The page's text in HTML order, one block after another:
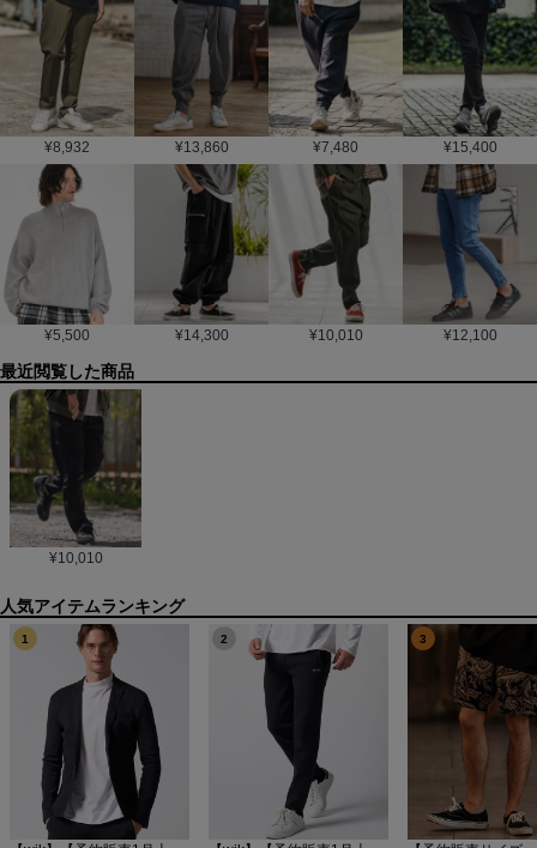
¥8,932 ¥13,860 ¥7,480 ¥15,400
¥5,500 ¥14,300 ¥10,010 ¥12,100
最近閲覧した商品
¥10,010
1 2 3